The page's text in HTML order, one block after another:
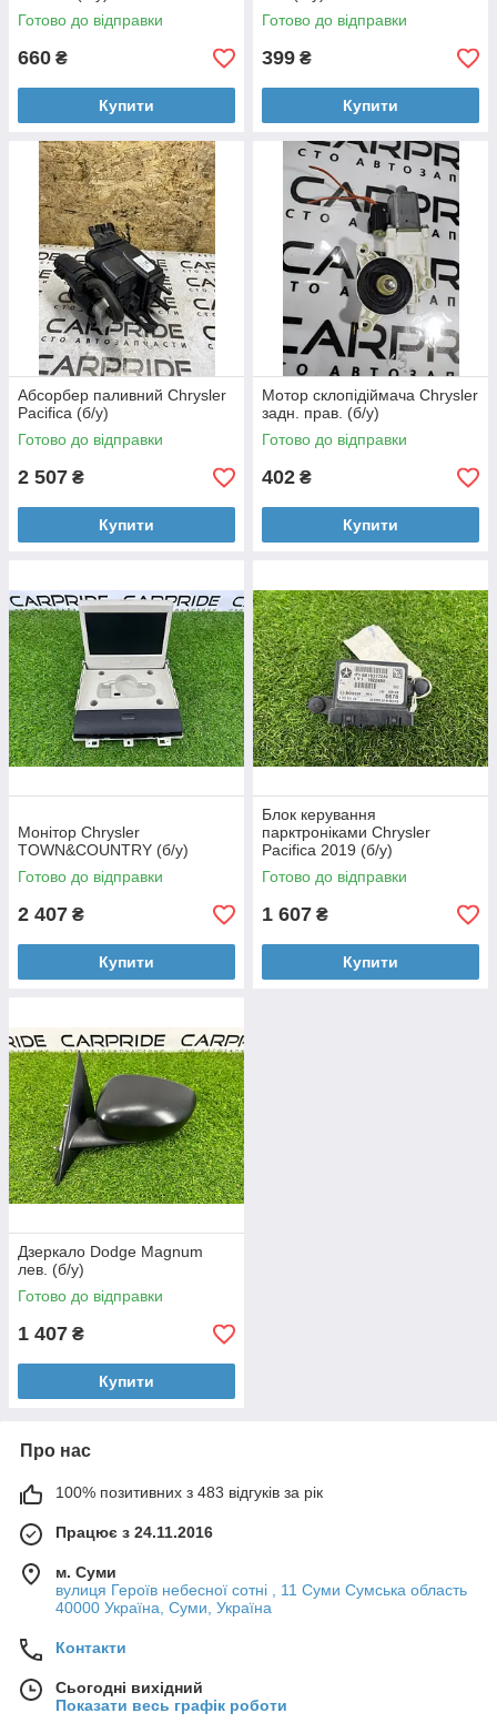
Готово до відправки
660 ₴
Купити
Готово до відправки
399 ₴
Купити
Абсорбер паливний Chrysler
Pacifica (б/у)
Готово до відправки
2 507 ₴
Купити
Мотор склопідіймача Chrysler
задн. прав. (б/у)
Готово до відправки
402 ₴
Купити
Монітор Chrysler
TOWN&COUNTRY (б/у)
Готово до відправки
2 407 ₴
Купити
Блок керування
парктроніками Chrysler
Pacifica 2019 (б/у)
Готово до відправки
1 607 ₴
Купити
Дзеркало Dodge Magnum
лев. (б/у)
Готово до відправки
1 407 ₴
Купити
Про нас
100% позитивних з 483 відгуків за рік
Працює з 24.11.2016
м. Суми
вулиця Героїв небесної сотні , 11 Суми Сумська область
40000 Україна, Суми, Україна
Контакти
Сьогодні вихідний
Показати весь графік роботи